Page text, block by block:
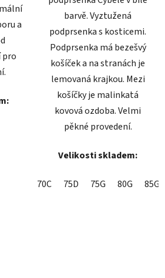
a
pro
barvě. Vyztužená
podprsenka s kosticemi.
Podprsenka má bezešvý
košíček a na stranách je
lemovaná krajkou. Mezi
košíčky je malinkatá
kovová ozdoba. Velmi
pěkné provedení.
Velikosti skladem:
70C 75D 75G 80G 85G